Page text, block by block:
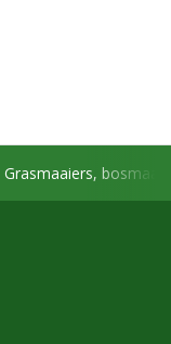
Grasmaaiers,